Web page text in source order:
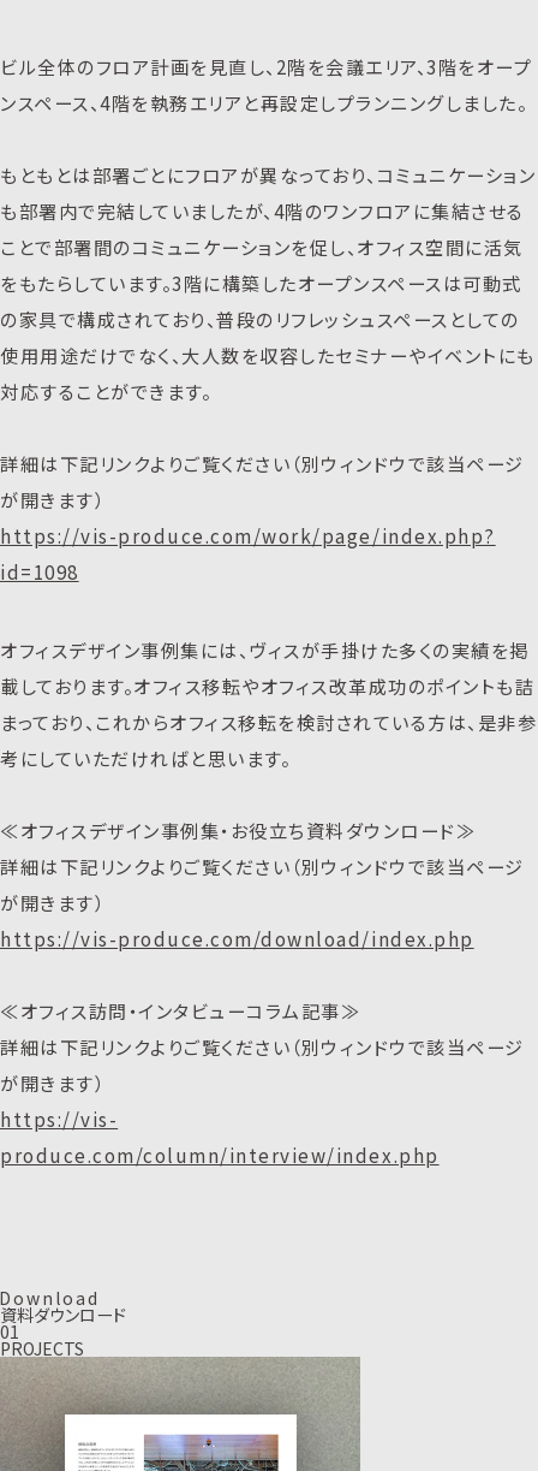
ビル全体のフロア計画を見直し、2階を会議エリア、3階をオープ
ンスペース、4階を執務エリアと再設定しプランニングしました。
もともとは部署ごとにフロアが異なっており、コミュニケーション
も部署内で完結していましたが、4階のワンフロアに集結させる
ことで部署間のコミュニケーションを促し、オフィス空間に活気
をもたらしています。3階に構築したオープンスペースは可動式
の家具で構成されており、普段のリフレッシュスペースとしての
使用用途だけでなく、大人数を収容したセミナーやイベントにも
対応することができます。
詳細は下記リンクよりご覧ください（別ウィンドウで該当ページ
が開きます）
https://vis-produce.com/work/page/index.php?
id=1098
オフィスデザイン事例集には、ヴィスが手掛けた多くの実績を掲
載しております。オフィス移転やオフィス改革成功のポイントも詰
まっており、これからオフィス移転を検討されている方は、是非参
考にしていただければと思います。
≪オフィスデザイン事例集・お役立ち資料ダウンロード≫
詳細は下記リンクよりご覧ください（別ウィンドウで該当ページ
が開きます）
https://vis-produce.com/download/index.php
≪オフィス訪問・インタビューコラム記事≫
詳細は下記リンクよりご覧ください（別ウィンドウで該当ページ
が開きます）
https://vis-
produce.com/column/interview/index.php
Down load
資料ダウンロード
01
PROJECTS